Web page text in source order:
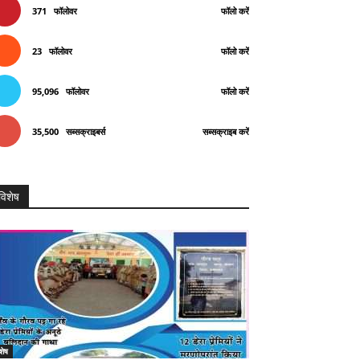
371 फॉलोवर फॉलो करें
23 फॉलोवर फॉलो करें
95,096 फॉलोवर फॉलो करें
35,500 सब्सक्राइबर्स सब्सक्राइब करें